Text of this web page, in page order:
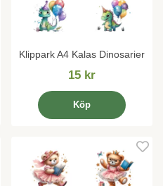
Klippark A4 Kalas Dinosarier
15 kr
Köp